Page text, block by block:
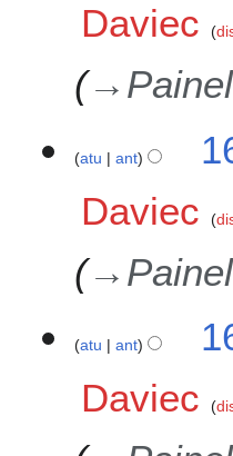
2
Daviec
→
atu ant
Daviec
→
atu ant
Daviec